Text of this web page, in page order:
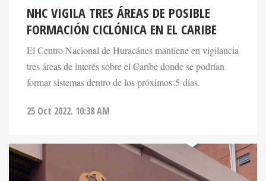
NHC VIGILA TRES ÁREAS DE POSIBLE
FORMACIÓN CICLÓNICA EN EL CARIBE
El Centro Nacional de Huracánes mantiene en vigilancia
tres áreas de interés sobre el Caribe donde se podrían
formar sistemas dentro de los próximos 5 días.
25 Oct 2022. 10:38 AM